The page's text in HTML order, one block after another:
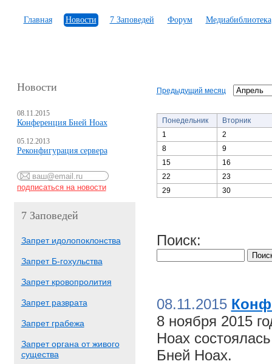
Главная Новости 7 Заповедей Форум Медиабиблиотека
Новости
08.11.2015
Конференция Бней Ноах
05.12.2013
Реконфигурация сервера
7 Заповедей
Запрет идолопоклонства
Запрет Б-гохульства
Запрет кровопролития
Запрет разврата
Запрет грабежа
Запрет органа от живого
существа
Предыдущий месяц
Понедельник
Вторник
1
2
8
9
15
16
22
23
29
30
Поиск:
08.11.2015
8 ноября 2015
Ноах
Бней Ноах.